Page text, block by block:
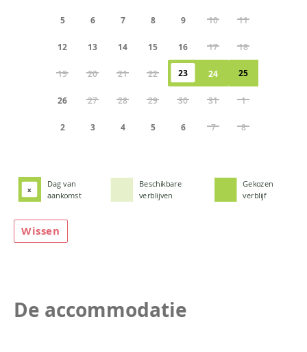
5 6 7 8 9 10 11
12 13 14 15 16 17 18
19 20 21 22 23 24 25
26 27 28 29 30 31 1
2 3 4 5 6 7 8
x
Dag van
aankomst
Beschikbare
verblijven
Gekozen
verblijf
Wissen
De accommodatie